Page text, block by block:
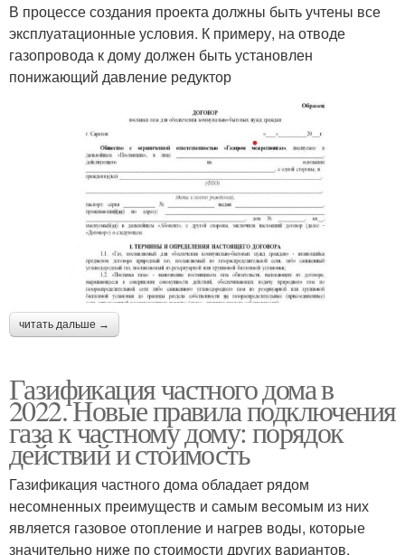
В процессе создания проекта должны быть учтены все
эксплуатационные условия. К примеру, на отводе
газопровода к дому должен быть установлен
понижающий давление редуктор
читать дальше →
Газификация частного дома в
2022. Новые правила подключения
газа к частному дому: порядок
действий и стоимость
Газификация частного дома обладает рядом
несомненных преимуществ и самым весомым из них
является газовое отопление и нагрев воды, которые
значительно ниже по стоимости других вариантов.